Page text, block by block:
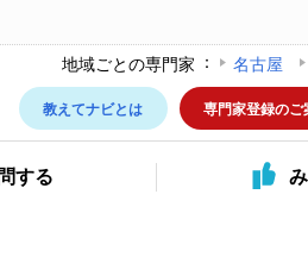
地域ごとの専門家 名古屋
教えてナビとは 専門家登録のご
する